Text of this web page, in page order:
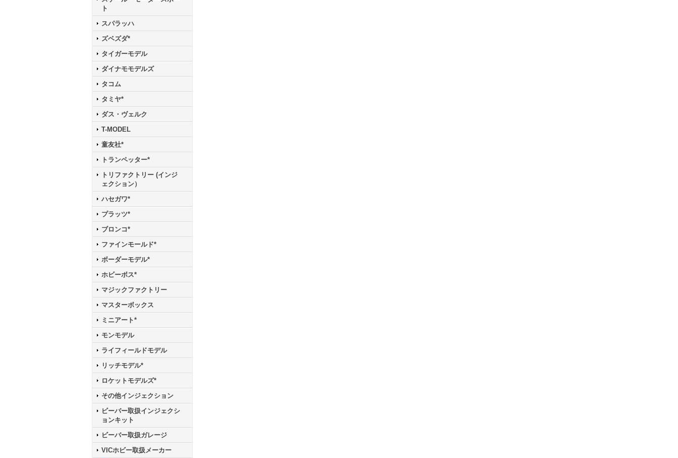
ト
スパラッハ
ズベズダ*
タイガーモデル
ダイナモモデルズ
タコム
タミヤ*
ダス・ヴェルク
T-MODEL
童友社*
トランペッター*
トリファクトリー (インジ
ェクション）
ハセガワ*
プラッツ*
ブロンコ*
ファインモールド*
ボーダーモデル*
ホビーボス*
マジックファクトリー
マスターボックス
ミニアート*
モンモデル
ライフィールドモデル
リッチモデル*
ロケットモデルズ*
その他インジェクション
ビーバー取扱インジェクシ
ョンキット
ビーバー取扱ガレージ
VICホビー取扱メーカー